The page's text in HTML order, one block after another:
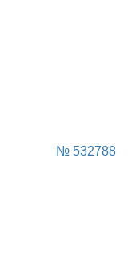
№ 532788